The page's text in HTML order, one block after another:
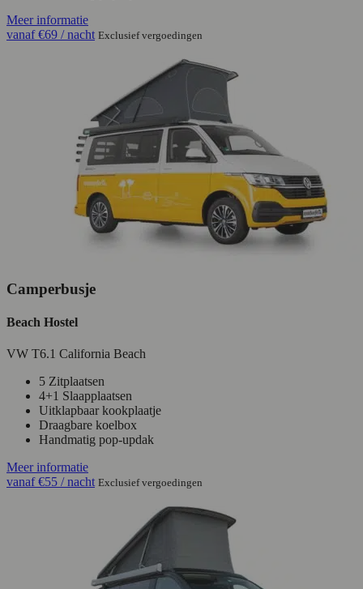
Meer informatie
vanaf€69 / nacht Exclusief vergoedingen
Camperbusje
Beach Hostel
VW T6.1 California Beach
5 Zitplaatsen
4+1 Slaapplaatsen
Uitklapbaar kookplaatje
Draagbare koelbox
Handmatig pop-updak
Meer informatie
vanaf€55 / nacht Exclusief vergoedingen